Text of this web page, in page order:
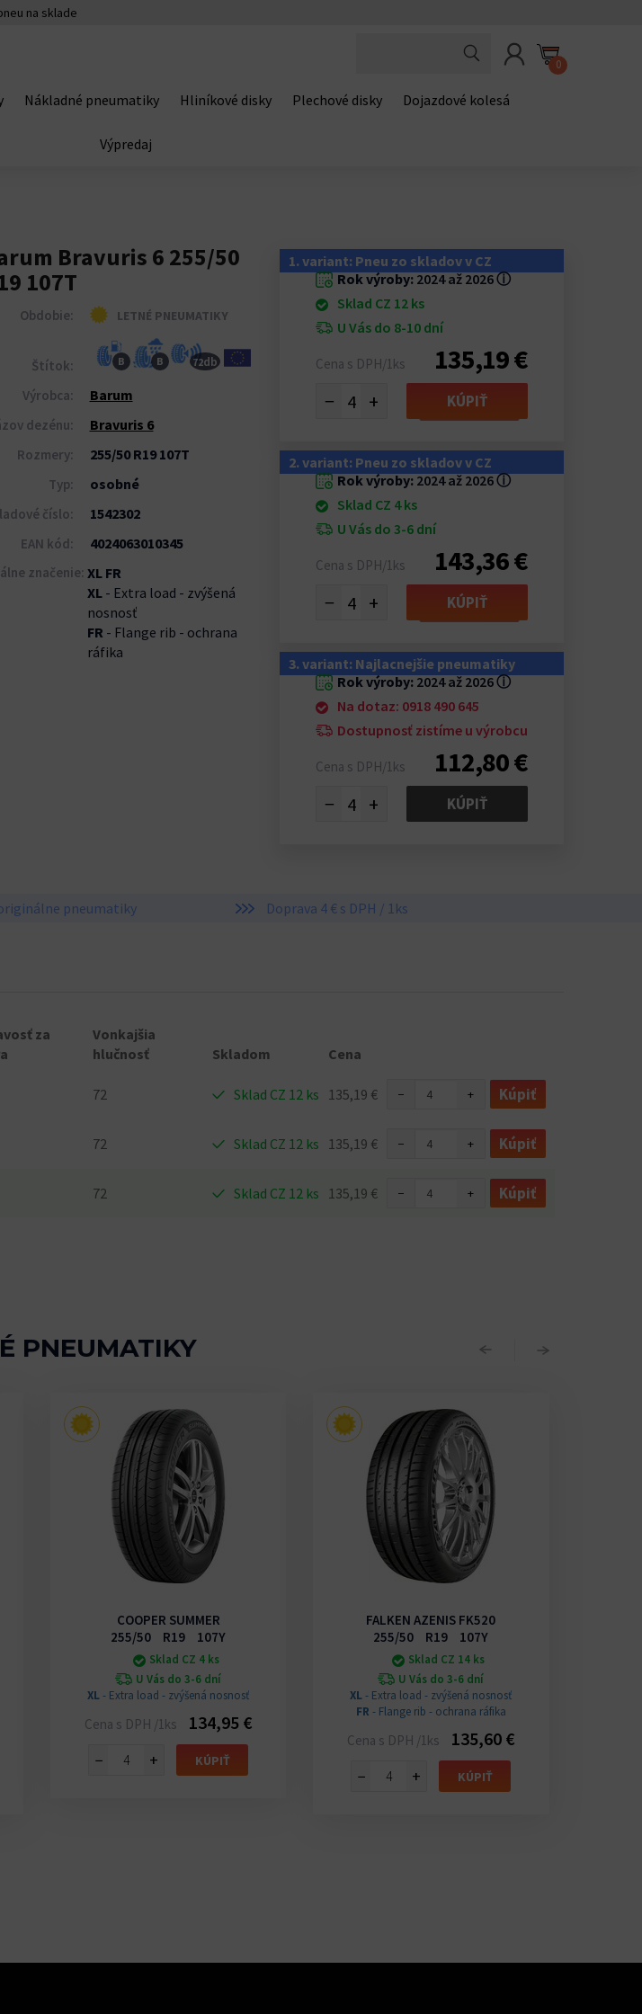
na sklade
0
Nákladné pneumatiky Hliníkové disky Plechové disky Dojazdové kolesá
Výpredaj
Bravuris 6 255/50
107T
1. variant: Pneu zo skladov v CZ
Rok výroby: 2024 až 2026ⓘ
Sklad CZ 12 ks
U Vás do 8-10 dní
Cena s DPH/1ks 135,19 €
− + KÚPIŤ
2. variant: Pneu zo skladov v CZ
Rok výroby: 2024 až 2026ⓘ
Sklad CZ 4 ks
U Vás do 3-6 dní
Cena s DPH/1ks 143,36 €
− + KÚPIŤ
3. variant: Najlacnejšie pneumatiky
Rok výroby: 2024 až 2026ⓘ
Na dotaz: 0918 490 645
Dostupnosť zistíme u výrobcu
Cena s DPH/1ks 112,80 €
− + KÚPIŤ
Obdobie: LETNÉ PNEUMATIKY
Štítok: B B 72db
Výrobca: Barum
dezénu: Bravuris 6
Rozmery: 255/50 R19 107T
Typ: osobné
číslo: 1542302
EAN kód: 4024063010345
značenie: XL FR
XL- Extra load - zvýšená
nosnosť
FR - Flange rib - ochrana
ráfika
pneumatiky Doprava 4 € s DPH / 1ks
za
Vonkajšia
hlučnosť
Skladom
Cena
72 Sklad CZ 12 ks 135,19 € − + Kúpiť
72 Sklad CZ 12 ks 135,19 € − + Kúpiť
72 Sklad CZ 12 ks 135,19 € − + Kúpiť
PNEUMATIKY
COOPER SUMMER
255/50 R19 107Y
Sklad CZ 4 ks
U Vás do 3-6 dní
XL- Extra load - zvýšená nosnosť
Cena s DPH /1ks 134,95 €
− + KÚPIŤ
FALKEN AZENIS FK520
255/50 R19 107Y
Sklad CZ 14 ks
U Vás do 3-6 dní
XL- Extra load - zvýšená nosnosť
FR - Flange rib - ochrana ráfika
Cena s DPH /1ks 135,60 €
− + KÚPIŤ